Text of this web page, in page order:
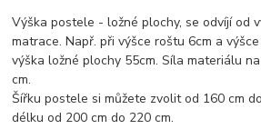
Výška postele - ložné plochy, se odvíjí od
matrace. Např. při výšce roštu 6cm a
výška ložné plochy 55cm. Síla materiálu
cm.
Šířku postele si můžete zvolit od 160 cm
délku od 200 cm do 220 cm.